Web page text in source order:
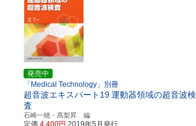
発売中
「Medical Technology」別冊
超音波エキスパート19運動器領域の超音波検
査
石崎一穂・髙梨昇 編